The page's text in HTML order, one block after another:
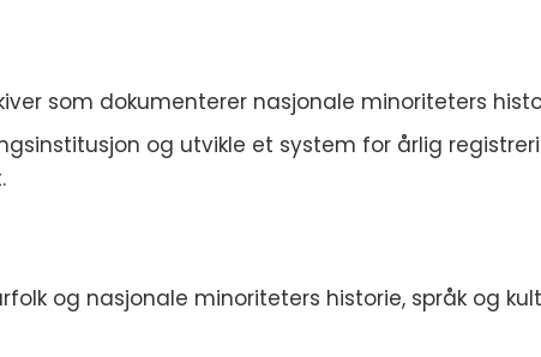
som dokumenterer nasjonale minoriteters
og utvikle et system for årlig
og nasjonale minoriteters historie, språk og